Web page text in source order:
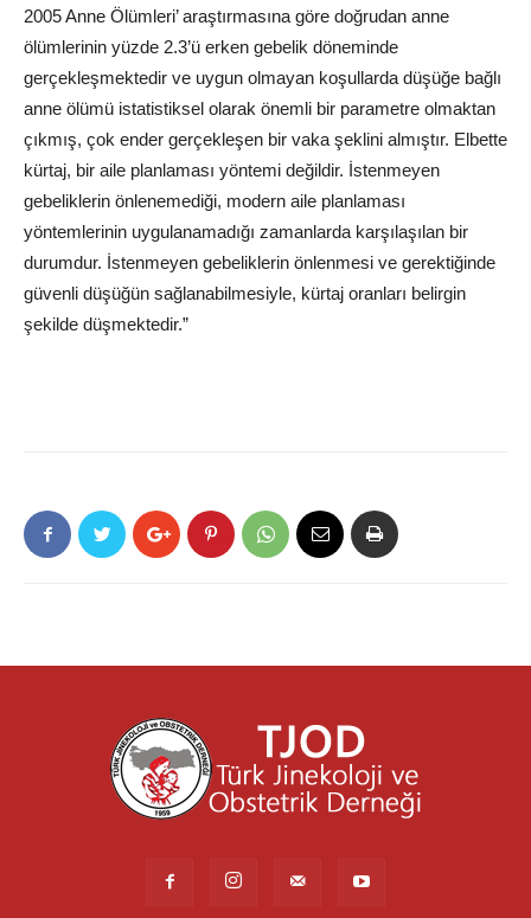
2005 Anne Ölümleri’ araştırmasına göre doğrudan anne
ölümlerinin yüzde 2.3’ü erken gebelik döneminde
gerçekleşmektedir ve uygun olmayan koşullarda düşüğe bağlı
anne ölümü istatistiksel olarak önemli bir parametre olmaktan
çıkmış, çok ender gerçekleşen bir vaka şeklini almıştır. Elbette
kürtaj, bir aile planlaması yöntemi değildir. İstenmeyen
gebeliklerin önlenemediği, modern aile planlaması
yöntemlerinin uygulanamadığı zamanlarda karşılaşılan bir
durumdur. İstenmeyen gebeliklerin önlenmesi ve gerektiğinde
güvenli düşüğün sağlanabilmesiyle, kürtaj oranları belirgin
şekilde düşmektedir.”